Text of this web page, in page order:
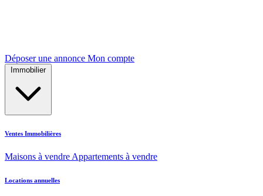
Déposer une annonce Mon compte
Immobilier
Ventes Immobilières
Maisons à vendre Appartements à vendre
Locations annuelles